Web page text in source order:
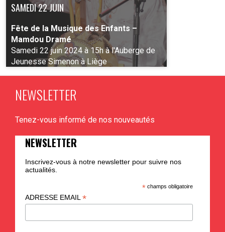
SAMEDI 22 JUIN
Fête de la Musique des Enfants –
Mamdou Dramé
Samedi 22 juin 2024 à 15h à l'Auberge de
Jeunesse Simenon à Liège
NEWSLETTER
Tenez-vous informé de nos nouveautés
NEWSLETTER
Inscrivez-vous à notre newsletter pour suivre nos
actualités.
* champs obligatoire
ADRESSE EMAIL *